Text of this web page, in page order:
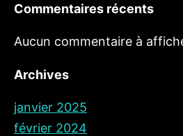
Commentaires récents
Aucun commentaire à
Archives
janvier 2025
février 2024